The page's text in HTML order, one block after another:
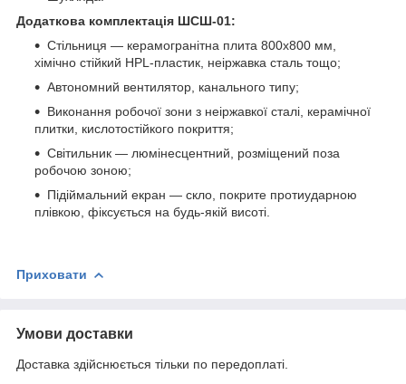
Додаткова комплектація ШСШ-01:
Стільниця — керамогранітна плита 800х800 мм,
хімічно стійкий HPL-пластик, неіржавка сталь тощо;
Автономний вентилятор, канального типу;
Виконання робочої зони з неіржавкої сталі, керамічної
плитки, кислотостійкого покриття;
Світильник — люмінесцентний, розміщений поза
робочою зоною;
Підіймальний екран — скло, покрите протиударною
плівкою, фіксується на будь-якій висоті.
Приховати
Умови доставки
Доставка здійснюється тільки по передоплаті.